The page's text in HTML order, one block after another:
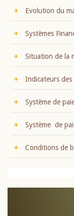
Evolution du
Systèmes
Situation de la
Indicateurs des
Système de
Système de
Conditions de